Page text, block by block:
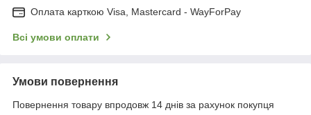
Оплата карткою Visa, Mastercard - WayForPay
Всі умови оплати
Умови повернення
Повернення товару впродовж 14 днів за рахунок покупця